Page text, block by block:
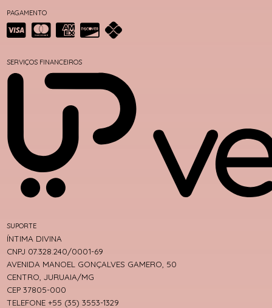
PAGAMENTO
SERVIÇOS FINANCEIROS
SUPORTE
ÍNTIMA DIVINA
CNPJ 07.328.240/0001-69
AVENIDA MANOEL GONÇALVES GAMERO, 50
CENTRO, JURUAIA/MG
CEP 37805-000
TELEFONE +55 (35) 3553-1329